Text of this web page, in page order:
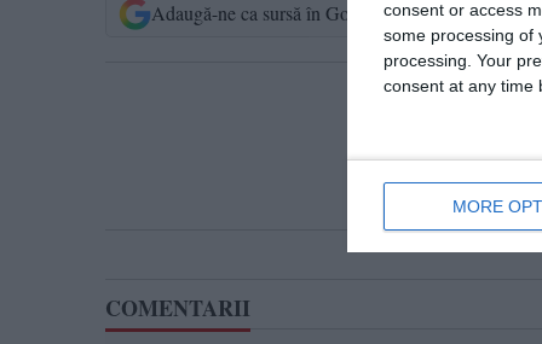
consent or access
some processing of
processing. Your
consent at any time
MORE
Adaugă-ne ca sursă în Google Urmărește-
COMENTARII